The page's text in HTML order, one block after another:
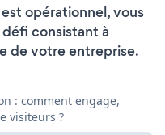
opérationnel, vous
consistant à
de votre entreprise.
: comment engage,
visiteurs ?